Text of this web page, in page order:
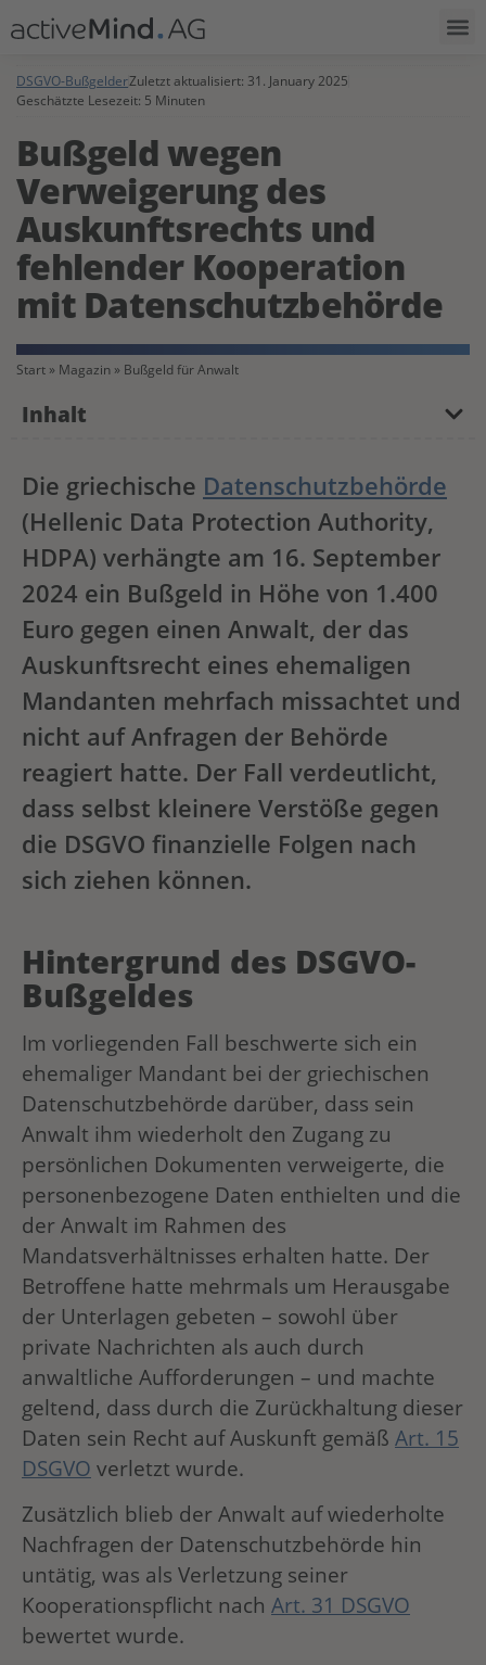
DSGVO-BußgelderZuletzt aktualisiert: 31. January 2025
Geschätzte Lesezeit: 5 Minuten
Bußgeld wegen
Verweigerung des
Auskunftsrechts und
fehlender Kooperation
mit Datenschutzbehörde
Start » Magazin » Bußgeld für Anwalt
Inhalt
Die griechische Datenschutzbehörde
(Hellenic Data Protection Authority,
HDPA) verhängte am 16. September
2024 ein Bußgeld in Höhe von 1.400
Euro gegen einen Anwalt, der das
Auskunftsrecht eines ehemaligen
Mandanten mehrfach missachtet und
nicht auf Anfragen der Behörde
reagiert hatte. Der Fall verdeutlicht,
dass selbst kleinere Verstöße gegen
die DSGVO finanzielle Folgen nach
sich ziehen können.
Hintergrund des DSGVO-
Bußgeldes
Im vorliegenden Fall beschwerte sich ein
ehemaliger Mandant bei der griechischen
Datenschutzbehörde darüber, dass sein
Anwalt ihm wiederholt den Zugang zu
persönlichen Dokumenten verweigerte, die
personenbezogene Daten enthielten und die
der Anwalt im Rahmen des
Mandatsverhältnisses erhalten hatte. Der
Betroffene hatte mehrmals um Herausgabe
der Unterlagen gebeten – sowohl über
private Nachrichten als auch durch
anwaltliche Aufforderungen – und machte
geltend, dass durch die Zurückhaltung dieser
Daten sein Recht auf Auskunft gemäß Art. 15
DSGVO verletzt wurde.
Zusätzlich blieb der Anwalt auf wiederholte
Nachfragen der Datenschutzbehörde hin
untätig, was als Verletzung seiner
Kooperationspflicht nach Art. 31 DSGVO
bewertet wurde.